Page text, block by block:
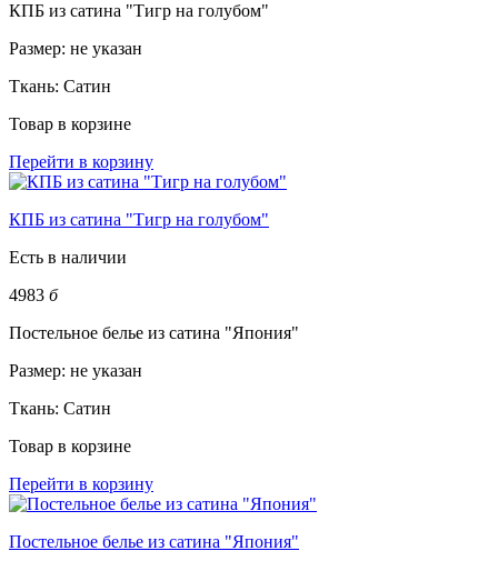
КПБ из сатина "Тигр на голубом"
Размер: не указан
Ткань: Сатин
Товар в корзине
Перейти в корзину
КПБ из сатина "Тигр на голубом"
Есть в наличии
4983 б
Постельное белье из сатина "Япония"
Размер: не указан
Ткань: Сатин
Товар в корзине
Перейти в корзину
Постельное белье из сатина "Япония"